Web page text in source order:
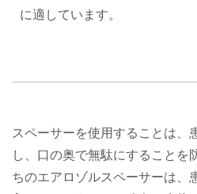
に適しています。
スペーサーを使用することは、
し、口の奥で無駄にすることを
ちのエアロゾルスペーサーは、